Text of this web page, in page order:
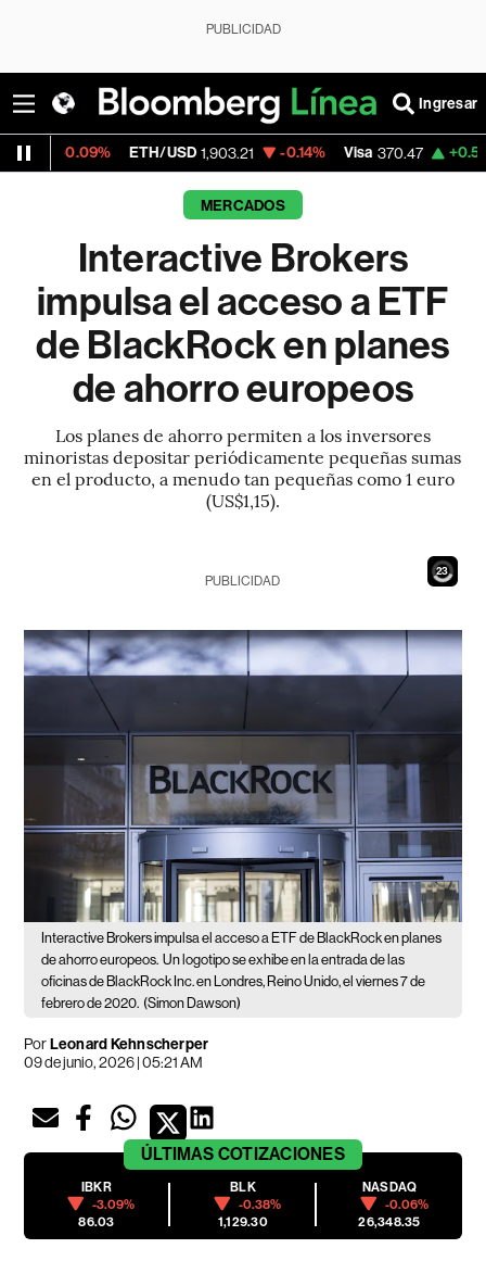
PUBLICIDAD
Ingresar
ETH/USD 1,903.21 -0.14% Visa 370.47 +0.52%
MERCADOS
Interactive Brokers
impulsa el acceso a ETF
de BlackRock en planes
de ahorro europeos
Los planes de ahorro permiten a los inversores
minoristas depositar periódicamente pequeñas sumas
en el producto, a menudo tan pequeñas como 1 euro
(US$1,15).
21
PUBLICIDAD
Interactive Brokers impulsa el acceso a ETF de BlackRock en planes
de ahorro europeos. Un logotipo se exhibe en la entrada de las
oficinas de BlackRock Inc. en Londres, Reino Unido, el viernes 7 de
febrero de 2020. (Simon Dawson)
PorLeonard Kehnscherper
09 de junio, 2026 | 05:21 AM
ÚLTIMAS COTIZACIONES
IBKR
-3.09%
86.03
BLK
-0.38%
1,129.30
NASDAQ
-0.06%
26,348.35